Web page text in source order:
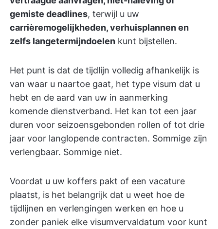
gemiste deadlines, terwijl u uw
carrièremogelijkheden, verhuisplannen en
zelfs langetermijndoelen kunt bijstellen.
Het punt is dat de tijdlijn volledig afhankelijk is
van waar u naartoe gaat, het type visum dat u
hebt en de aard van uw in aanmerking
komende dienstverband. Het kan tot een jaar
duren voor seizoensgebonden rollen of tot drie
jaar voor langlopende contracten. Sommige zijn
verlengbaar. Sommige niet.
Voordat u uw koffers pakt of een vacature
plaatst, is het belangrijk dat u weet hoe de
tijdlijnen en verlengingen werken en hoe u
zonder paniek elke visumvervaldatum voor kunt